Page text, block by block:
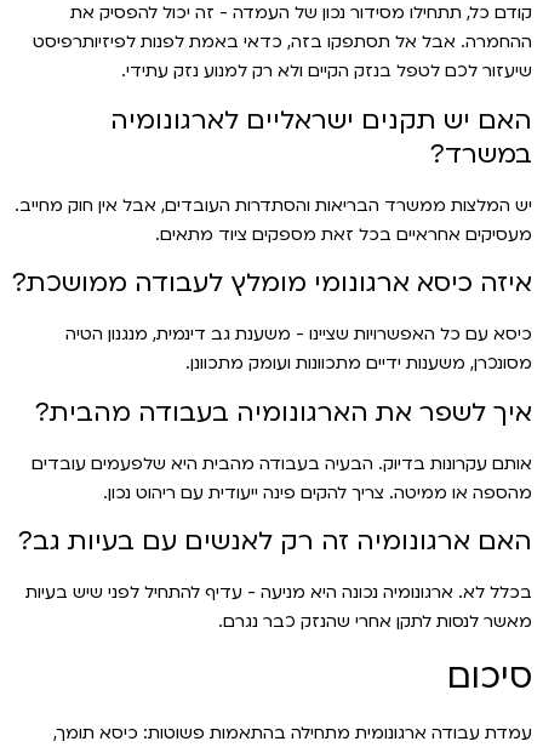
קודם כל, תתחילו מסידור נכון של העמדה - זה יכול להפסיק את
ההחמרה. אבל אל תסתפקו בזה, כדאי באמת לפנות לפיזיותרפיסט
שיעזור לכם לטפל בנזק הקיים ולא רק למנוע נזק עתידי.
האם יש תקנים ישראליים לארגונומיה
במשרד?
יש המלצות ממשרד הבריאות והסתדרות העובדים, אבל אין חוק מחייב.
מעסיקים אחראיים בכל זאת מספקים ציוד מתאים.
איזה כיסא ארגונומי מומלץ לעבודה ממושכת?
כיסא עם כל האפשרויות שציינו - משענת גב דינמית, מנגנון הטיה
מסונכרן, משענות ידיים מתכוונות ועומק מתכוונן.
איך לשפר את הארגונומיה בעבודה מהבית?
אותם עקרונות בדיוק. הבעיה בעבודה מהבית היא שלפעמים עובדים
מהספה או ממיטה. צריך להקים פינה ייעודית עם ריהוט נכון.
האם ארגונומיה זה רק לאנשים עם בעיות גב?
בכלל לא. ארגונומיה נכונה היא מניעה - עדיף להתחיל לפני שיש בעיות
מאשר לנסות לתקן אחרי שהנזק כבר נגרם.
סיכום
עמדת עבודה ארגונומית מתחילה בהתאמות פשוטות: כיסא תומך,